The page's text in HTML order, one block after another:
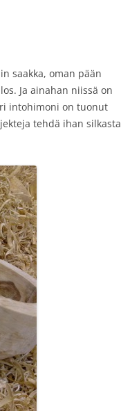
saakka, oman pään
Ja ainahan niissä on
intohimoni on tuonut
tehdä ihan silkasta